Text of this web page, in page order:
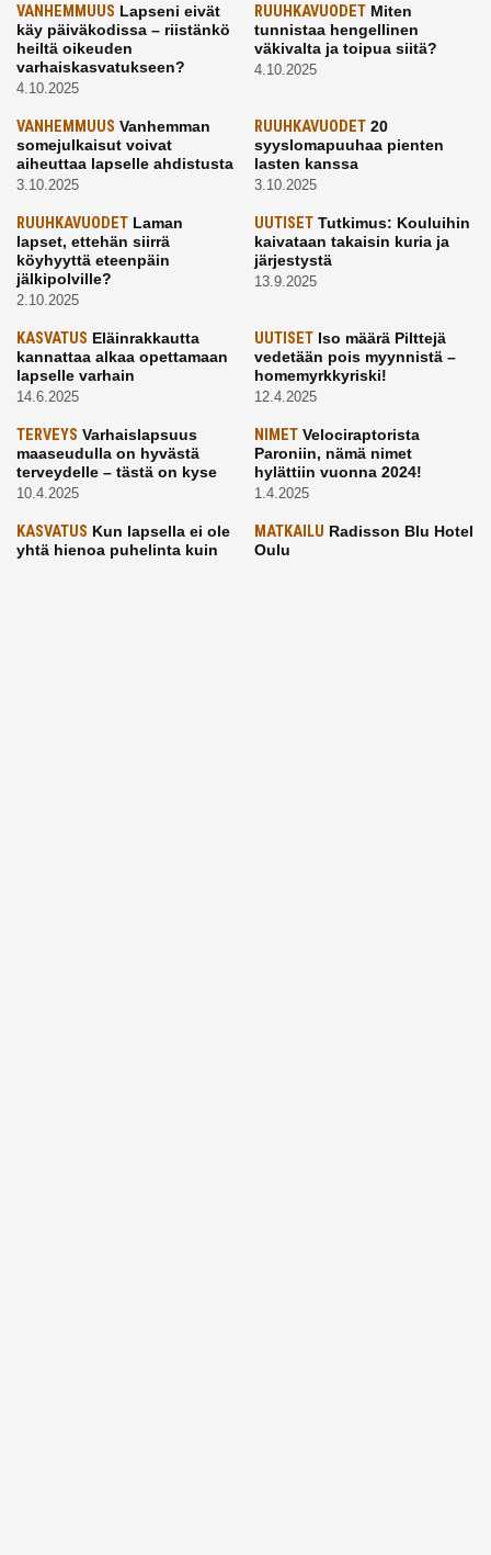
VANHEMMUUS Lapseni eivät
käy päiväkodissa – riistänkö
heiltä oikeuden
varhaiskasvatukseen?
4.10.2025
RUUHKAVUODETMiten
tunnistaa hengellinen
väkivalta ja toipua siitä?
4.10.2025
VANHEMMUUS Vanhemman
somejulkaisut voivat
aiheuttaa lapselle ahdistusta
3.10.2025
RUUHKAVUODET20
syyslomapuuhaa pienten
lasten kanssa
3.10.2025
RUUHKAVUODET Laman
lapset, ettehän siirrä
köyhyyttä eteenpäin
jälkipolville?
2.10.2025
UUTISETTutkimus: Kouluihin
kaivataan takaisin kuria ja
järjestystä
13.9.2025
KASVATUS Eläinrakkautta
kannattaa alkaa opettamaan
lapselle varhain
14.6.2025
UUTISETIso määrä Pilttejä
vedetään pois myynnistä –
homemyrkkyriski!
12.4.2025
TERVEYS Varhaislapsuus
maaseudulla on hyvästä
terveydelle – tästä on kyse
10.4.2025
NIMETVelociraptorista
Paroniin, nämä nimet
hylättiin vuonna 2024!
1.4.2025
KASVATUS Kun lapsella ei ole
yhtä hienoa puhelinta kuin
MATKAILU Radisson Blu Hotel
Oulu